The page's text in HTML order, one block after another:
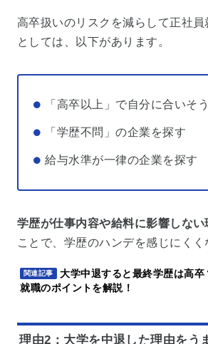
高卒扱いのリスクを減らして正社
としては、以下があります。
「高卒以上」で自分に合いそ
「学歴不問」の企業を探す
給与水準が一律の企業を探す
学歴が仕事内容や給料に影響しな
ことで、学歴のハンデを感じにくく
関連記事
大学中退すると最終学歴は高卒
就職のポイントを解説！
理由2：大学を中退した理由をう